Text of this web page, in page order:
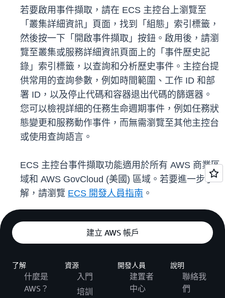
若要啟用事件擷取，請在 ECS 主控台上瀏覽至
「叢集詳細資訊」頁面，找到「組態」索引標籤，
然後按一下「開啟事件擷取」按鈕。啟用後，請瀏
覽至叢集或服務詳細資訊頁面上的「事件歷史記
錄」索引標籤，以查詢和分析歷史事件。主控台提
供常用的查詢參數，例如時間範圍、工作 ID 和部
署 ID，以及停止代碼和容器退出代碼的篩選器。
您可以檢視詳細的任務生命週期事件，例如任務狀
態變更和服務動作事件，而無需瀏覽至其他主控台
或使用查詢語言。
ECS 主控台事件擷取功能適用於所有 AWS 商業區
域和 AWS GovCloud (美國) 區域。若要進一步了
解，請瀏覽 ECS 開發人員指南 。
建立 AWS 帳戶
了解
什麼是
AWS？
資源
入門
培訓
開發人員
建置者
中心
說明
聯絡我
們